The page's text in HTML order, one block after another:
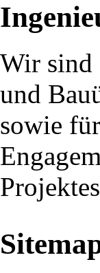
Wir sind
und
sowie